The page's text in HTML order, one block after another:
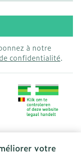
votre
à notre
confidentialité.